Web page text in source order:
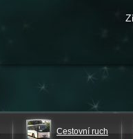
Cestovní ruch